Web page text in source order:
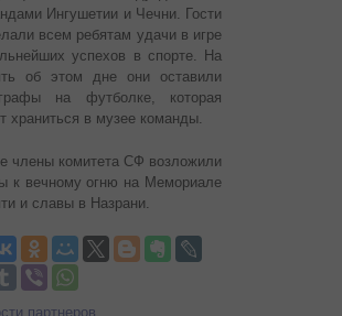
Ингушетии и Чечни. Гости
всем ребятам удачи в игре
успехов в спорте. На
об этом дне они оставили
на футболке, которая
храниться в музее команды.
члены комитета СФ возложили
к вечному огню на Мемориале
и славы в Назрани.
партнеров